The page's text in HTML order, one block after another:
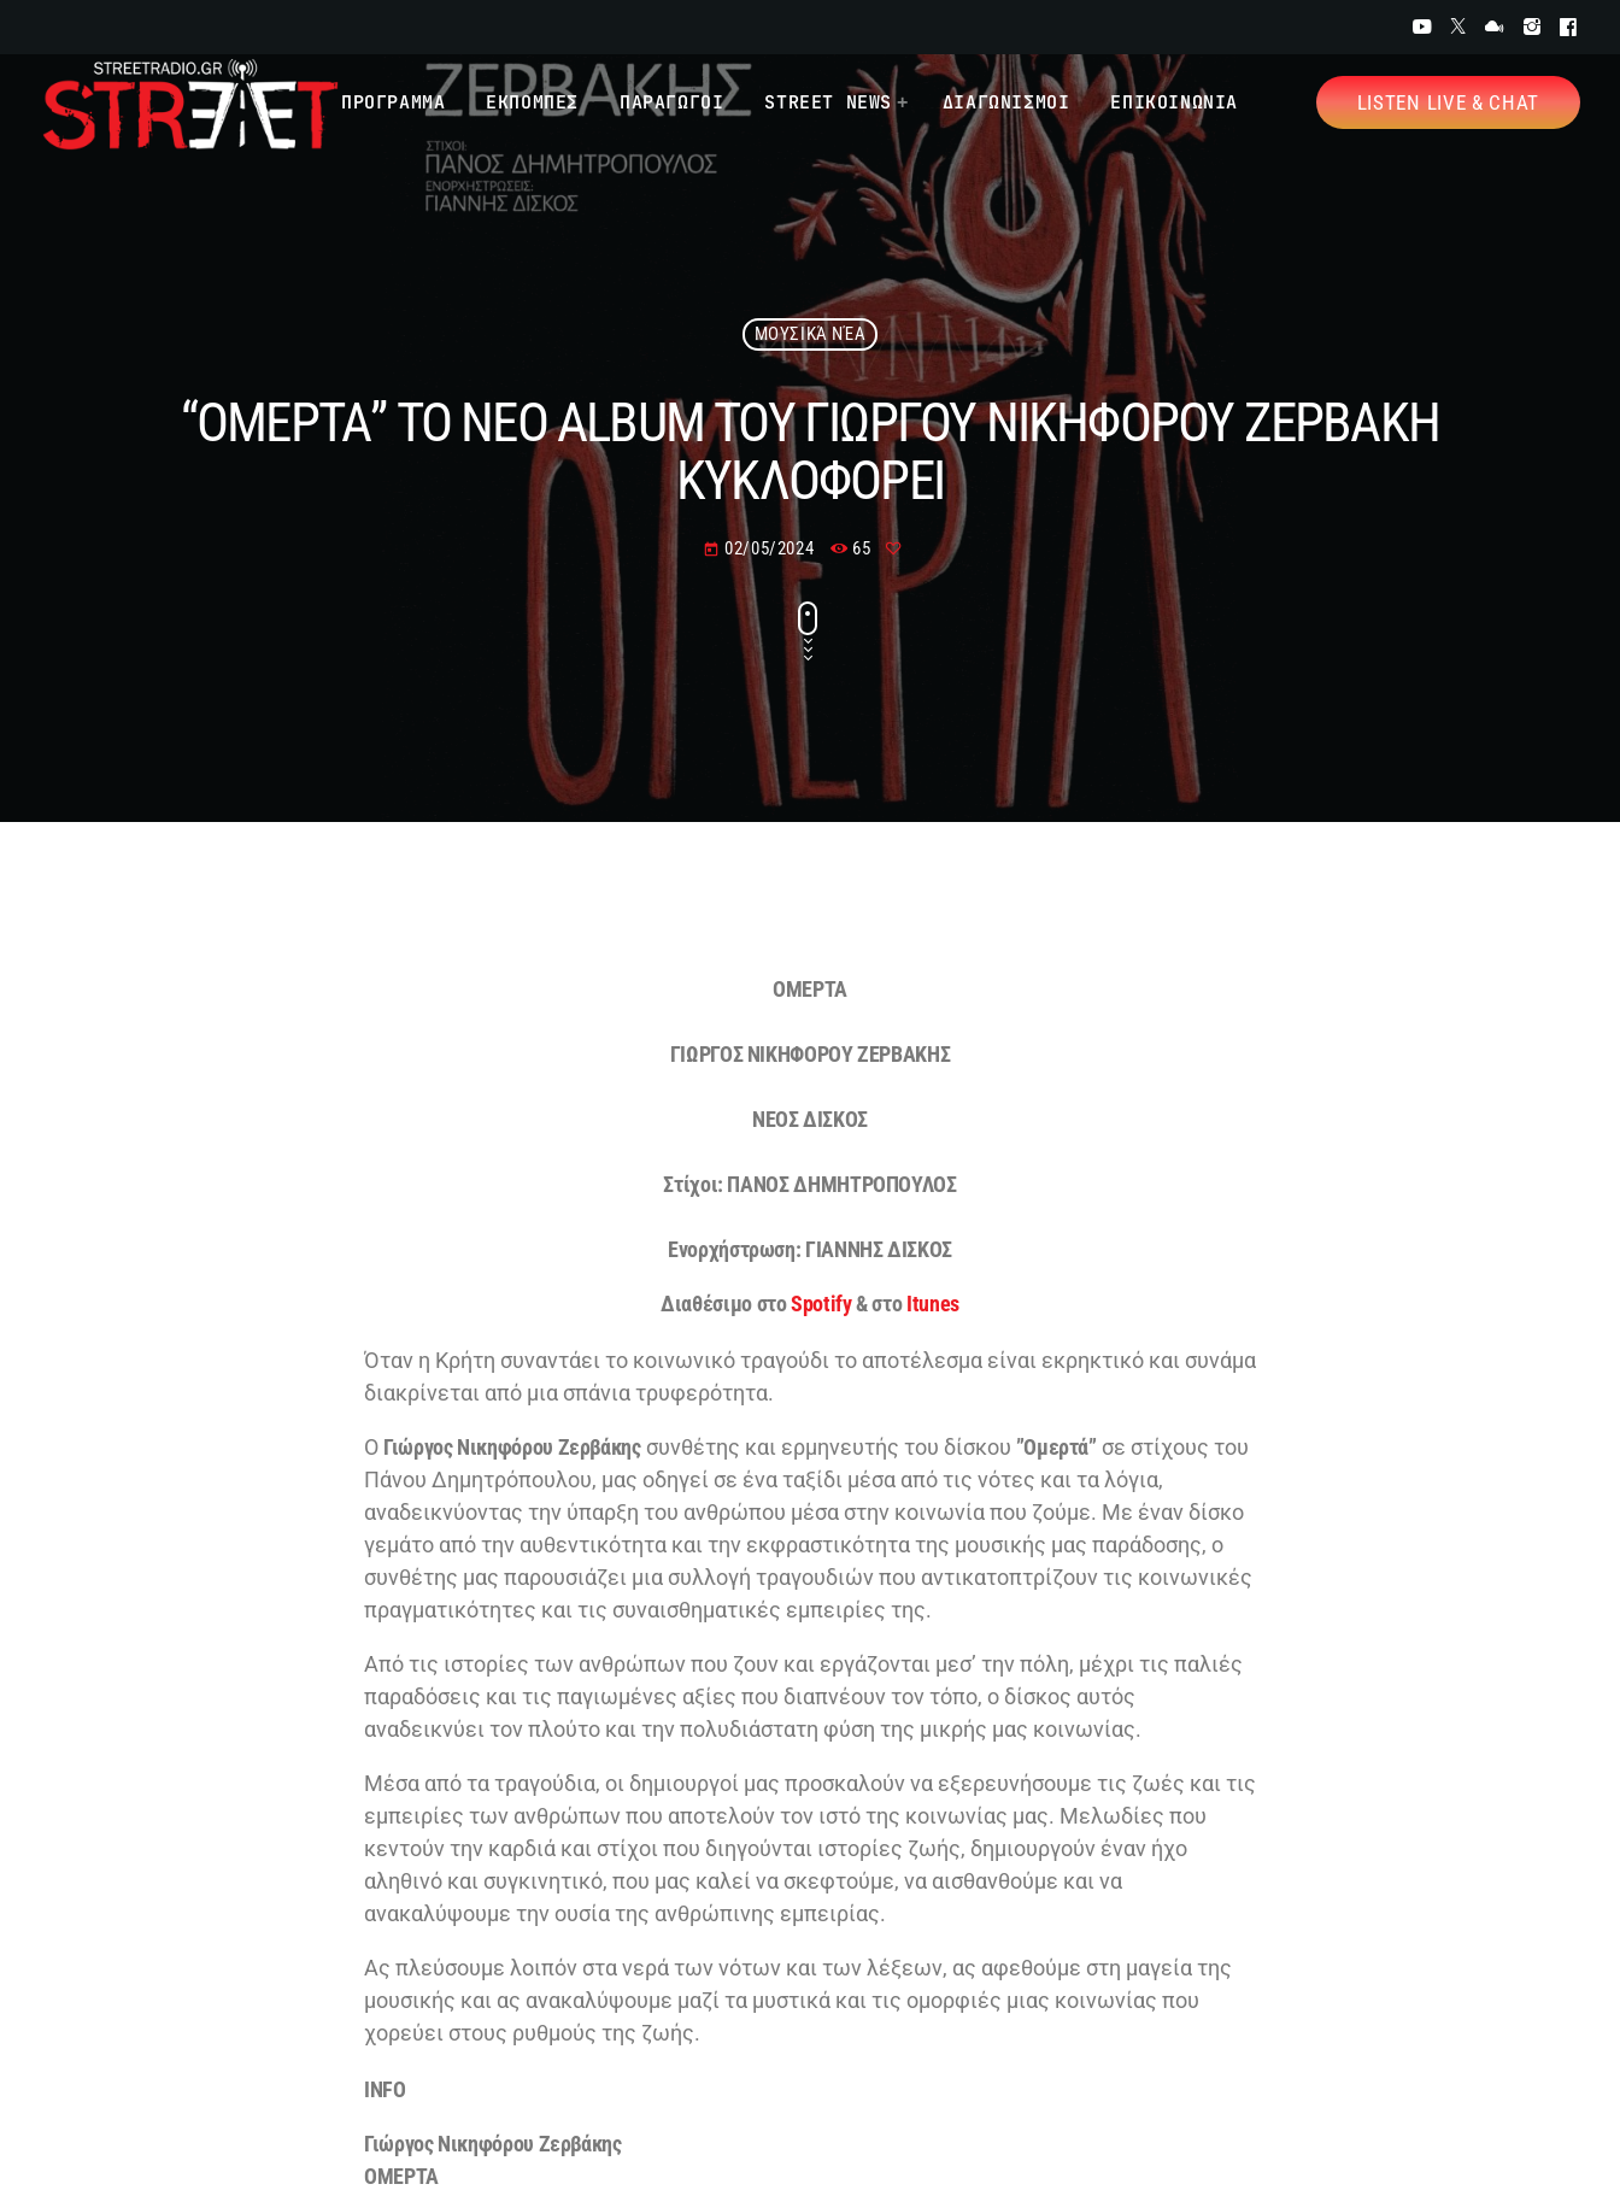
ΠΡΟΓΡΑΜΜΑ ΕΚΠΟΜΠΕΣ ΠΑΡΑΓΩΓΟΙ STREET NEWS ΔΙΑΓΩΝΙΣΜΟΙ ΕΠΙΚΟΙΝΩΝΙΑ LISTEN LIVE & CHAT
ΜΟΥΣΙΚΆ ΝΈΑ
“ΟΜΕΡΤΑ” ΤΟ ΝΕΟ ALBUM ΤΟΥ ΓΙΩΡΓΟΥ ΝΙΚΗΦΟΡΟΥ ΖΕΡΒΑΚΗ
ΚΥΚΛΟΦΟΡΕΙ
today 02/05/2024 65
ΟΜΕΡΤΑ
ΓΙΩΡΓΟΣ ΝΙΚΗΦΟΡΟΥ ΖΕΡΒΑΚΗΣ
ΝΕΟΣ ΔΙΣΚΟΣ
Στίχοι: ΠΑΝΟΣ ΔΗΜΗΤΡΟΠΟΥΛΟΣ
Ενορχήστρωση: ΓΙΑΝΝΗΣ ΔΙΣΚΟΣ
Διαθέσιμο στοSpotify& στο Itunes
Όταν η Κρήτη συναντάει το κοινωνικό τραγούδι το αποτέλεσμα είναι εκρηκτικό και συνάμα
διακρίνεται από μια σπάνια τρυφερότητα.
Ο Γιώργος Νικηφόρου Ζερβάκηςσυνθέτης και ερμηνευτής του δίσκου ”Ομερτά” σε στίχους του
Πάνου Δημητρόπουλου, μας οδηγεί σε ένα ταξίδι μέσα από τις νότες και τα λόγια,
αναδεικνύοντας την ύπαρξη του ανθρώπου μέσα στην κοινωνία που ζούμε. Με έναν δίσκο
γεμάτο από την αυθεντικότητα και την εκφραστικότητα της μουσικής μας παράδοσης, ο
συνθέτης μας παρουσιάζει μια συλλογή τραγουδιών που αντικατοπτρίζουν τις κοινωνικές
πραγματικότητες και τις συναισθηματικές εμπειρίες της.
Από τις ιστορίες των ανθρώπων που ζουν και εργάζονται μεσ’ την πόλη, μέχρι τις παλιές
παραδόσεις και τις παγιωμένες αξίες που διαπνέουν τον τόπο, ο δίσκος αυτός
αναδεικνύει τον πλούτο και την πολυδιάστατη φύση της μικρής μας κοινωνίας.
Μέσα από τα τραγούδια, οι δημιουργοί μας προσκαλούν να εξερευνήσουμε τις ζωές και τις
εμπειρίες των ανθρώπων που αποτελούν τον ιστό της κοινωνίας μας. Μελωδίες που
κεντούν την καρδιά και στίχοι που διηγούνται ιστορίες ζωής, δημιουργούν έναν ήχο
αληθινό και συγκινητικό, που μας καλεί να σκεφτούμε, να αισθανθούμε και να
ανακαλύψουμε την ουσία της ανθρώπινης εμπειρίας.
Ας πλεύσουμε λοιπόν στα νερά των νότων και των λέξεων, ας αφεθούμε στη μαγεία της
μουσικής και ας ανακαλύψουμε μαζί τα μυστικά και τις ομορφιές μιας κοινωνίας που
χορεύει στους ρυθμούς της ζωής.
INFO
Γιώργος Νικηφόρου Ζερβάκης
ΟΜΕΡΤΑ